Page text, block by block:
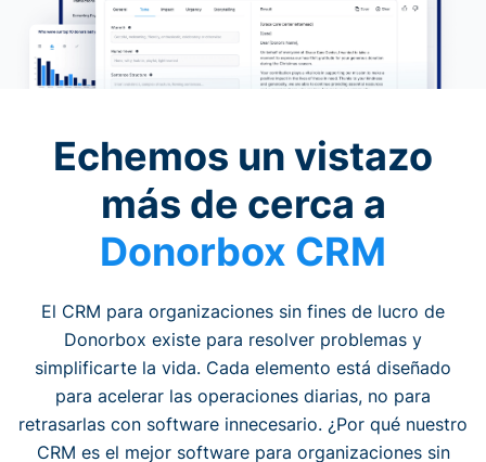
Echemos un vistazo
más de cerca a
Donorbox CRM
El CRM para organizaciones sin fines de lucro de
Donorbox existe para resolver problemas y
simplificarte la vida. Cada elemento está diseñado
para acelerar las operaciones diarias, no para
retrasarlas con software innecesario. ¿Por qué nuestro
CRM es el mejor software para organizaciones sin